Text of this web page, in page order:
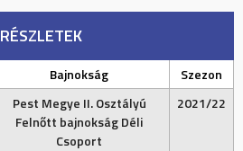
RÉSZLETEK
Bajnokság
Szezon
Pest Megye II. Osztályú
Felnőtt bajnokság Déli
Csoport
2021/22